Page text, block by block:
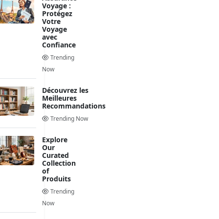
Voyage :
Protégez
Votre
Voyage
avec
Confiance
Trending
Now
Découvrez les
Meilleures
Recommandations
Trending Now
Explore
Our
Curated
Collection
of
Produits
Trending
Now